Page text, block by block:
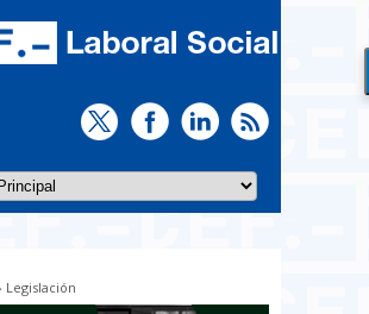
está aquí
Legislación